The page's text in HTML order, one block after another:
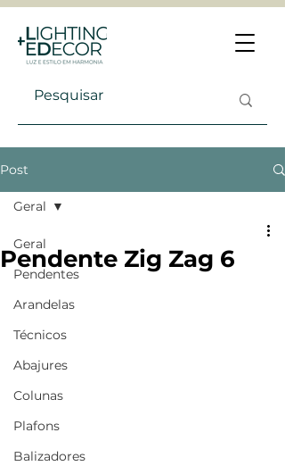
Post
Geral
Pendentes
Arandelas
Técnicos
Abajures
Colunas
Plafons
Balizadores
Geral
Pendente Zig Zag 6